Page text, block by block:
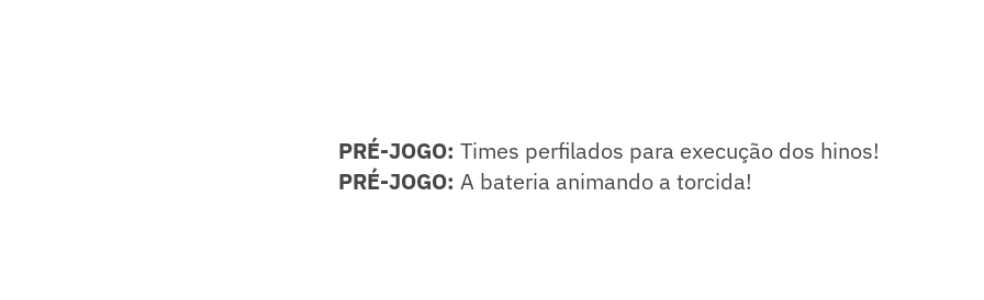
PRÉ-JOGO: Times perfilados para execução dos hinos!
PRÉ-JOGO: A bateria animando a torcida!